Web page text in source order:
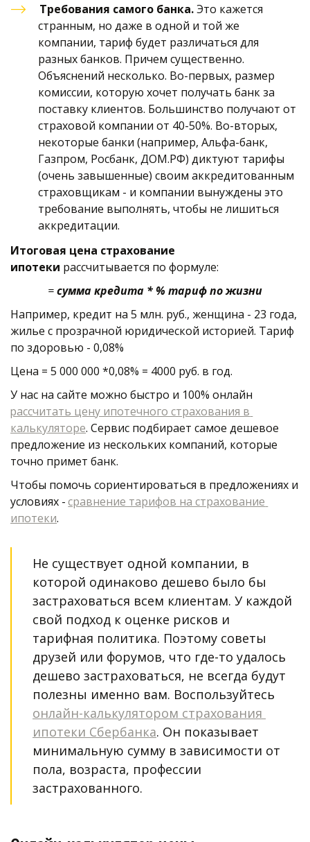
Требования самого банка. Это кажется
странным, но даже в одной и той же
компании, тариф будет различаться для
разных банков. Причем существенно.
Объяснений несколько. Во-первых, размер
комиссии, которую хочет получать банк за
поставку клиентов. Большинство получают от
страховой компании от 40-50%. Во-вторых,
некоторые банки (например, Альфа-банк,
Газпром, Росбанк, ДОМ.РФ) диктуют тарифы
(очень завышенные) своим аккредитованным
страховщикам - и компании вынуждены это
требование выполнять, чтобы не лишиться
аккредитации.
Итоговая цена страхование
ипотеки рассчитывается по формуле:
= сумма кредита * % тариф по жизни
Например, кредит на 5 млн. руб., женщина - 23 года,
жилье с прозрачной юридической историей. Тариф
по здоровью - 0,08%
Цена = 5 000 000 *0,08% = 4000 руб. в год.
рассчитать цену ипотечного страхования в
калькуляторе. Сервис подбирает самое дешевое
предложение из нескольких компаний, которые
точно примет банк.
Чтобы помочь сориентироваться в предложениях и
условиях - сравнение тарифов на страхование
ипотеки.
Не существует одной компании, в
которой одинаково дешево было бы
застраховаться всем клиентам. У каждой
свой подход к оценке рисков и
тарифная политика. Поэтому советы
друзей или форумов, что где-то удалось
дешево застраховаться, не всегда будут
онлайн-калькулятором страхования
ипотеки Сбербанка. Он показывает
минимальную сумму в зависимости от
пола, возраста, профессии
застрахованного.